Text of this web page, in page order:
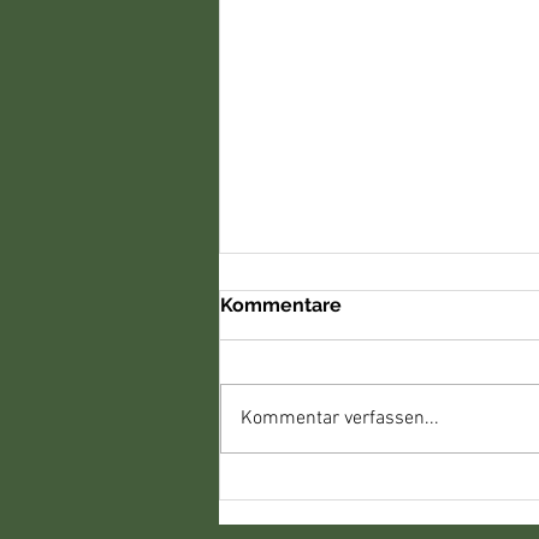
Kommentare
Kommentar verfassen...